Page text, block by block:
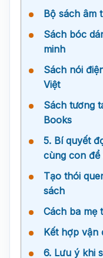
Bộ sách âm
Sách bóc
minh
Sách nói
Việt
Sách tương
Books
5. Bí quyết
cùng con để
Tạo thói
sách
Cách ba mẹ
Kết hợp vận
6. Lưu ý khi